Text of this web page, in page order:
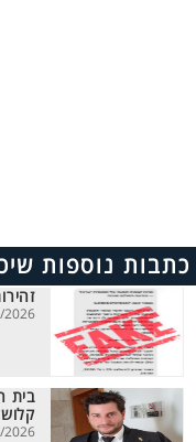
כתבות נוספות
29/7/2026
בית
28/7/2026